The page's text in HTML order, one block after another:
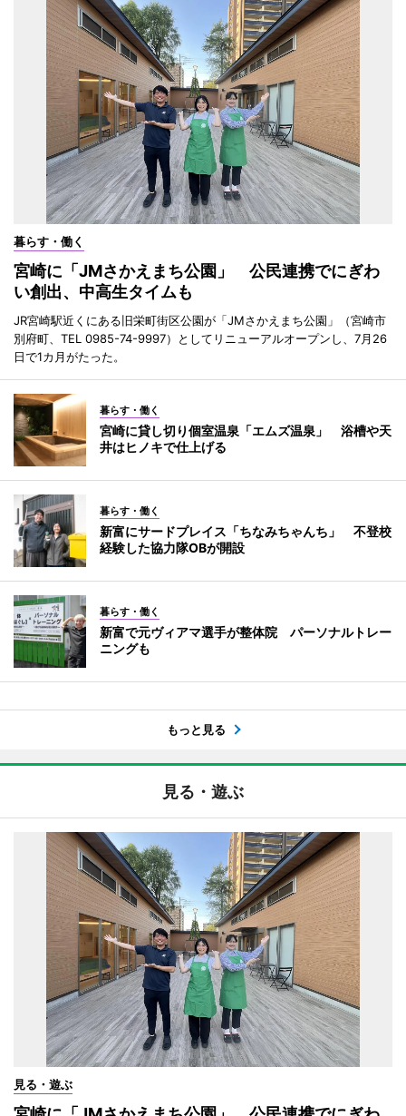
暮らす・働く
宮崎に「JMさかえまち公園」 公民連携でにぎわ
い創出、中高生タイムも
JR宮崎駅近くにある旧栄町街区公園が「JMさかえまち公園」（宮崎市
別府町、TEL 0985-74-9997）としてリニューアルオープンし、7月26
日で1カ月がたった。
暮らす・働く
宮崎に貸し切り個室温泉「エムズ温泉」 浴槽や天
井はヒノキで仕上げる
暮らす・働く
新富にサードプレイス「ちなみちゃんち」 不登校
経験した協力隊OBが開設
暮らす・働く
新富で元ヴィアマ選手が整体院 パーソナルトレー
ニングも
もっと見る
見る・遊ぶ
見る・遊ぶ